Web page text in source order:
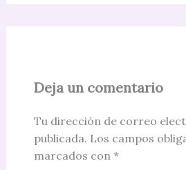
Deja un comentario
Tu dirección de correo
publicada. Los campos
marcados con *